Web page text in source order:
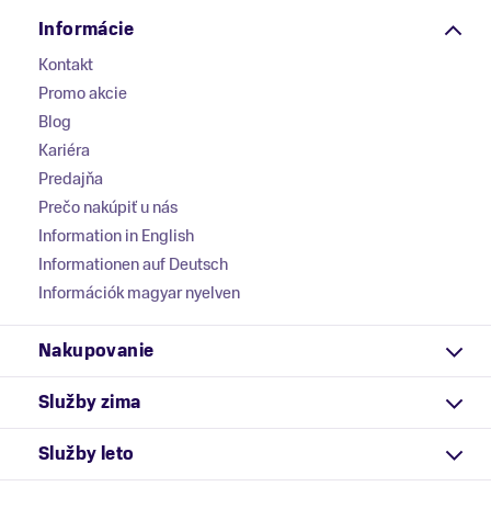
Informácie
Kontakt
Promo akcie
Blog
Kariéra
Predajňa
Prečo nakúpiť u nás
Information in English
Informationen auf Deutsch
Információk magyar nyelven
Nakupovanie
Služby zima
Služby leto